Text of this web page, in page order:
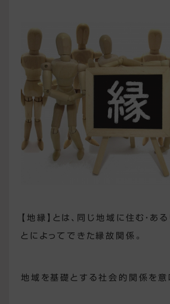
【地縁】とは、同じ地域に住む・あ
とによってできた縁故関係。
地域を基礎とする社会的関係を意